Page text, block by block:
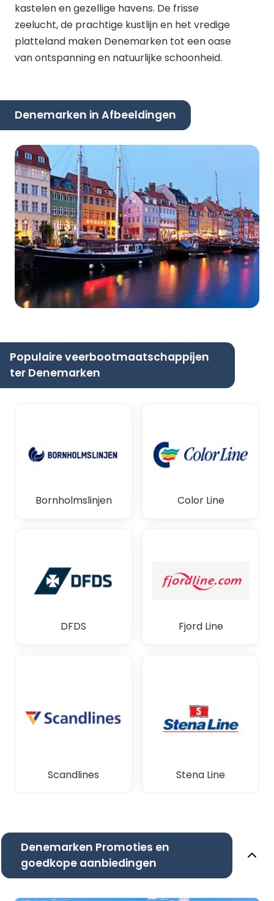
kastelen en gezellige havens. De frisse
zeelucht, de prachtige kustlijn en het vredige
platteland maken Denemarken tot een oase
van ontspanning en natuurlijke schoonheid.
Denemarken in Afbeeldingen
Populaire veerbootmaatschappijen
ter Denemarken
Bornholmslinjen Color Line
DFDS Fjord Line
Scandlines Stena Line
Denemarken Promoties en
goedkope aanbiedingen